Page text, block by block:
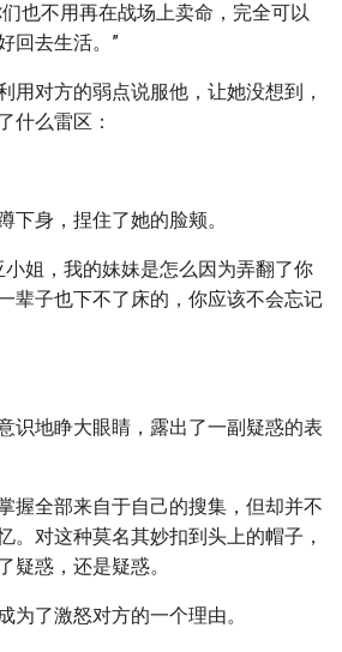
也不用再在战场上卖命，完全可以
回去生活。”
用对方的弱点说服他，让她没想到，
什么雷区：
下身，捏住了她的脸颊。
小姐，我的妹妹是怎么因为弄翻了你
辈子也下不了床的，你应该不会忘记
识地睁大眼睛，露出了一副疑惑的表
握全部来自于自己的搜集，但却并不
。对这种莫名其妙扣到头上的帽子，
疑惑，还是疑惑。
为了激怒对方的一个理由。